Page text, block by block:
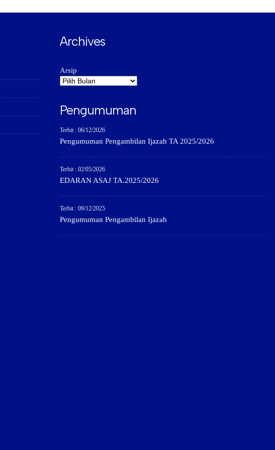
Archives
Arsip
Pengumuman
Terbit : 06/12/2026
Pengumuman Pengambilan Ijazah TA 2025/2026
Terbit : 02/05/2026
EDARAN ASAJ TA.2025/2026
Terbit : 09/12/2025
Pengumuman Pengambilan Ijazah